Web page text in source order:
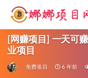
[网赚项目] 一天可
业项目
免费项目 6 年前